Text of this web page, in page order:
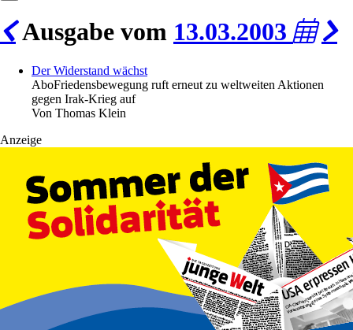
Ausgabe vom 13.03.2003
Der Widerstand wächst
AboFriedensbewegung ruft erneut zu weltweiten Aktionen
gegen Irak-Krieg auf
Von Thomas Klein
Anzeige